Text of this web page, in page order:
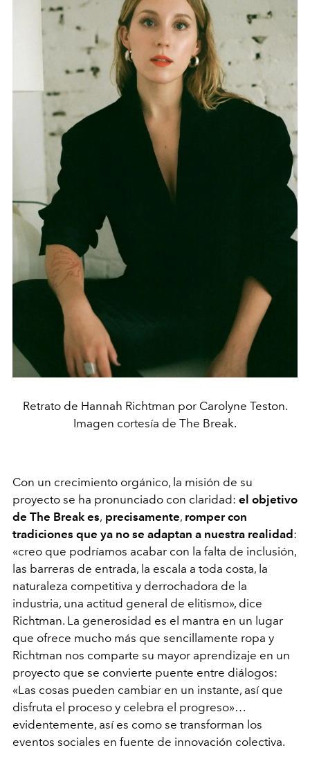
Retrato de Hannah Richtman por Carolyne Teston.
Imagen cortesía de The Break.
Con un crecimiento orgánico, la misión de su
proyecto se ha pronunciado con claridad: el objetivo
de The Break es, precisamente, romper con
tradiciones que ya no se adaptan a nuestra realidad :
«creo que podríamos acabar con la falta de inclusión,
las barreras de entrada, la escala a toda costa, la
naturaleza competitiva y derrochadora de la
industria, una actitud general de elitismo», dice
Richtman. La generosidad es el mantra en un lugar
que ofrece mucho más que sencillamente ropa y
Richtman nos comparte su mayor aprendizaje en un
proyecto que se convierte puente entre diálogos:
«Las cosas pueden cambiar en un instante, así que
disfruta el proceso y celebra el progreso»…
evidentemente, así es como se transforman los
eventos sociales en fuente de innovación colectiva.